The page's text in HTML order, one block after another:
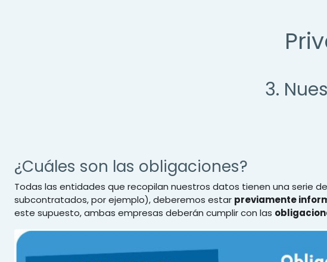
3.
¿Cuáles son las obligaciones?
Todas las entidades que recopilan nuestros datos tienen una serie
subcontratados, por ejemplo), deberemos estar previamente
este supuesto, ambas empresas deberán cumplir con las